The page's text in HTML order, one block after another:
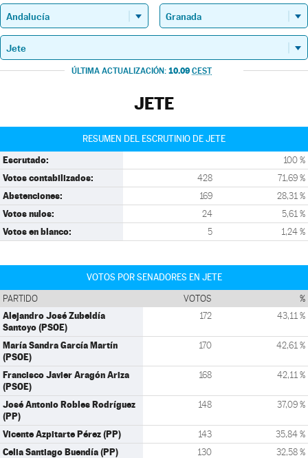
ÚLTIMA ACTUALIZACIÓN: 10.09 CEST
JETE
RESUMEN DEL ESCRUTINIO DE JETE
Escrutado: 100 %
Votos contabilizados: 428 71,69 %
Abstenciones: 169 28,31 %
Votos nulos: 24 5,61 %
Votos en blanco: 5 1,24 %
VOTOS POR SENADORES EN JETE
PARTIDO VOTOS %
Alejandro José Zubeldía
Santoyo (PSOE)
172 43,11 %
María Sandra García Martín
(PSOE)
170 42,61 %
Francisco Javier Aragón Ariza
(PSOE)
168 42,11 %
José Antonio Robles Rodríguez
(PP)
148 37,09 %
Vicente Azpitarte Pérez (PP) 143 35,84 %
Celia Santiago Buendía (PP) 130 32,58 %